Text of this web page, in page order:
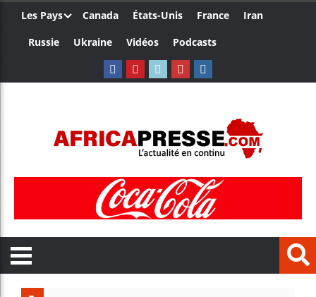
Les Pays Canada États-Unis France
Iran
Russie
Ukraine Vidéos Podcasts